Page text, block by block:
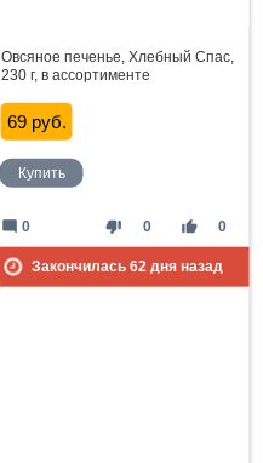
Овсяное печенье, Хлебный Спас,
230 г, в ассортименте
69 руб.
Купить
thumb_down 0 thumb_up 0
mode_comment 0
Закончилась 62дня назад